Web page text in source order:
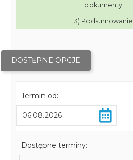
dokumenty
3) Podsumowanie
DOSTĘPNE OPCJE
Termin od:
Dostępne terminy: